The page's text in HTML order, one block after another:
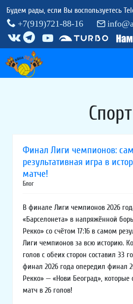
Будем рады, если Вы воспользуетесь
+7(919)721-88-16
Спорт
Финал Лиги чемпионов:
результативная игра в
матче!
Блог
В финале Лиги чемпионов 2026
«Барселонета» в напряжённой
Рекко» со счётом 17:16 в самом
Лиги чемпионов за всю историю.
голов с обеих сторон составил 33
финал 2026 года опередил финал
Рекко» — «Нови Београд»,
матч в 26 голов!